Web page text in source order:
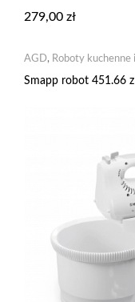
279,00 zł
AGD, Roboty kuchenne
Smapp robot 451.66